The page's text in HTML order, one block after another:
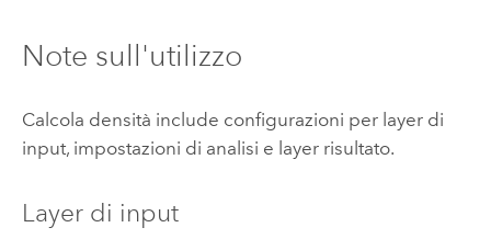
Note sull'utilizzo
Calcola densità include configurazioni per layer di
input, impostazioni di analisi e layer risultato.
Layer di input